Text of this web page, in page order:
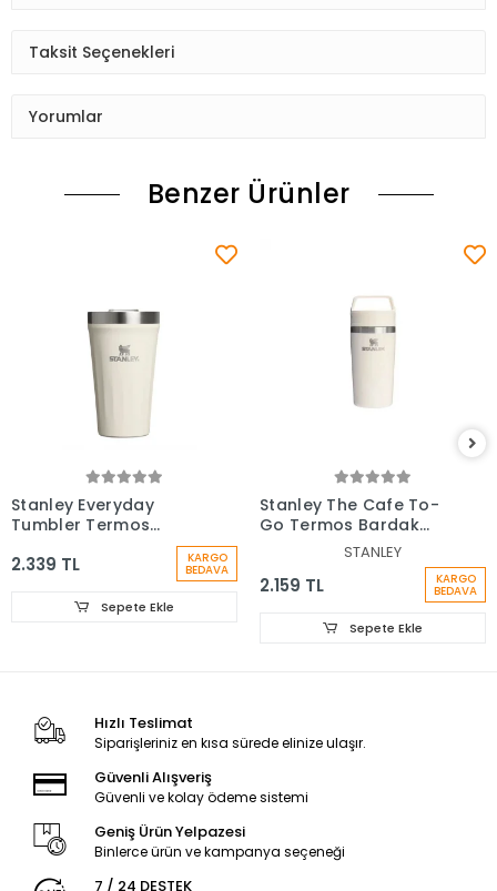
Taksit Seçenekleri
Yorumlar
Benzer Ürünler
Stanley Everyday
Tumbler Termos
2.339 TL KARGO
BEDAVA
Sepete Ekle
Stanley The Cafe To-
Go Termos Bardak
STANLEY
2.159 TL KARGO
BEDAVA
Sepete Ekle
Hızlı Teslimat
Siparişleriniz en kısa sürede elinize ulaşır.
Güvenli Alışveriş
Güvenli ve kolay ödeme sistemi
Geniş Ürün Yelpazesi
Binlerce ürün ve kampanya seçeneği
7 / 24 DESTEK